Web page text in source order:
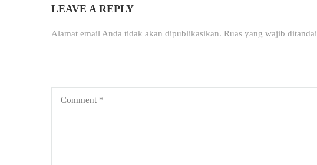
LEAVE A REPLY
Alamat email Anda tidak akan dipublikasikan. Ruas yang wajib ditandai